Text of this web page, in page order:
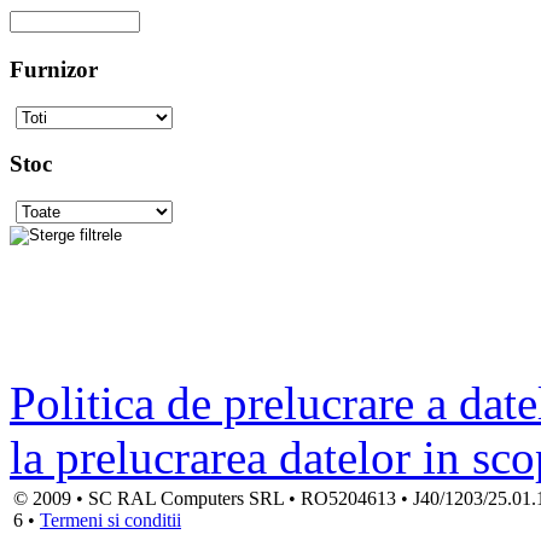
Furnizor
Stoc
Politica de prelucrare a
la prelucrarea datelor in
© 2009 • SC RAL Computers SRL • RO5204613 • J40/1203/
6 • Termeni si conditii